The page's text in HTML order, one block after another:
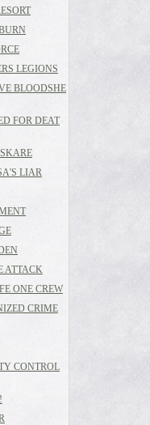
LEGIONS
BLOODSHE
FOR DEAT
LIAR
ATTACK
ONE CREW
CRIME
CONTROL